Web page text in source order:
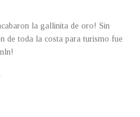
la gallinita de oro! Sin
de toda la costa para turismo fue